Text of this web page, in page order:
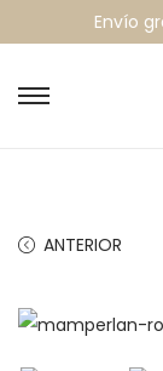
Envío
ANTERIOR